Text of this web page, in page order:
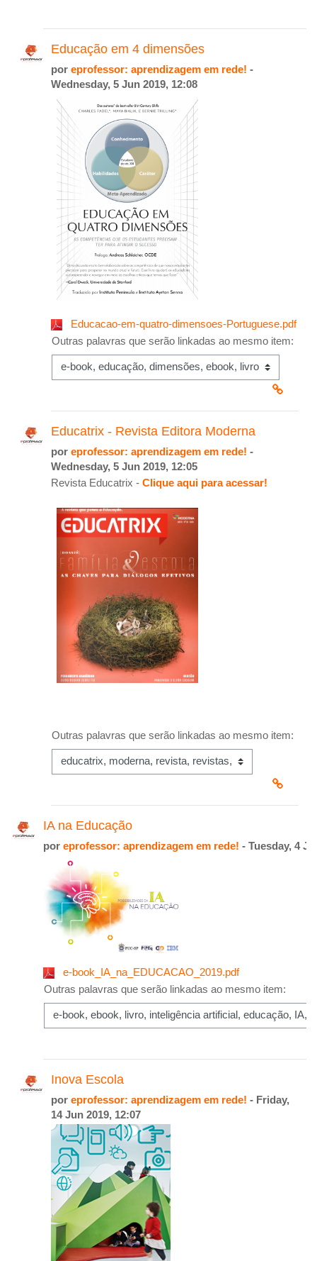
Educação em 4 dimensões
por eprofessor: aprendizagem em rede! -
Wednesday, 5 Jun 2019, 12:08
Educacao-em-quatro-dimensoes-Portuguese.pdf
Outras palavras que serão linkadas ao mesmo item:
Educatrix - Revista Editora Moderna
por eprofessor: aprendizagem em rede! -
Wednesday, 5 Jun 2019, 12:05
Revista Educatrix - Clique aqui para acessar!
Outras palavras que serão linkadas ao mesmo item:
IA na Educação
por eprofessor: aprendizagem em rede! - Tuesday, 4
e-book_IA_na_EDUCACAO_2019.pdf
Outras palavras que serão linkadas ao mesmo item:
Inova Escola
por eprofessor: aprendizagem em rede! - Friday,
14 Jun 2019, 12:07